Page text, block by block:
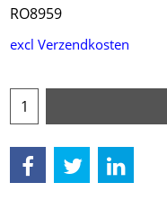
RO8959
€35.00